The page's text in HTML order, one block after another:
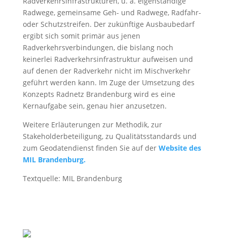
Radwege, gemeinsame Geh- und Radwege, Radfahr-
oder Schutzstreifen. Der zukünftige Ausbaubedarf
ergibt sich somit primär aus jenen
Radverkehrsverbindungen, die bislang noch
keinerlei Radverkehrsinfrastruktur aufweisen und
auf denen der Radverkehr nicht im Mischverkehr
geführt werden kann. Im Zuge der Umsetzung des
Konzepts Radnetz Brandenburg wird es eine
Kernaufgabe sein, genau hier anzusetzen.
Weitere Erläuterungen zur Methodik, zur
Stakeholderbeteiligung, zu Qualitätsstandards und
zum Geodatendienst finden Sie auf der Website des
MIL Brandenburg.
Textquelle: MIL Brandenburg